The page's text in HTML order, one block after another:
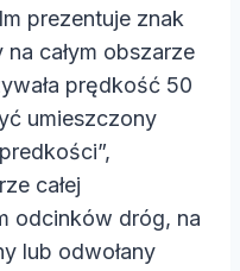
prezentuje znak
na całym obszarze
prędkość 50
umieszczony
całej
odcinków dróg, na
lub odwołany